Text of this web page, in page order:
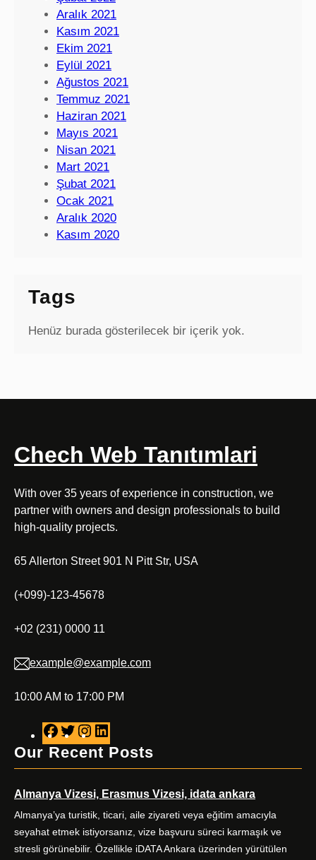
Aralık 2021
Kasım 2021
Ekim 2021
Eylül 2021
Ağustos 2021
Temmuz 2021
Haziran 2021
Mayıs 2021
Nisan 2021
Mart 2021
Şubat 2021
Ocak 2021
Aralık 2020
Kasım 2020
Tags
Henüz burada gösterilecek bir içerik yok.
Chech Web Tanıtımlari
With over 35 years of experience in construction, we
partner with owners and design professionals to build
high-quality projects.
65 Allerton Street 901 N Pitt Str, USA
(+099)-123-45678
+02 (231) 0000 11
example@example.com
10:00 AM to 17:00 PM
F
a
b
o
o
k
T
w
t
e
r
n
a
g
r
a
i
e
d
I
n
Our Recent Posts
Almanya Vizesi, Erasmus Vizesi, idata ankara
Almanya’ya turistik, ticari, aile ziyareti veya eğitim amacıyla
seyahat etmek istiyorsanız, vize başvuru süreci karmaşık ve
stresli görünebilir. Özellikle iDATA Ankara üzerinden yürütülen